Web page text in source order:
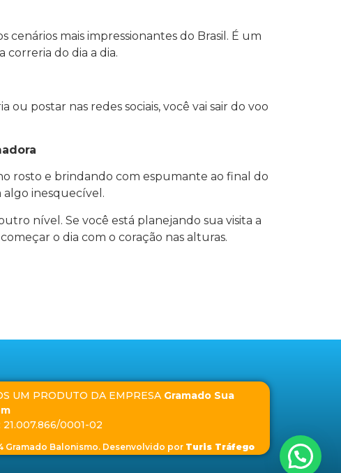
mais impressionantes do Brasil. É um
do dia a dia.
postar nas redes sociais, você vai sair do voo
rosto e brindando com espumante ao final do
algo inesquecível.
nível. Se você está planejando sua visita a
o dia com o coração nas alturas.
UM PRODUTO DA EMPRESA Gramado Sua
21.007.866/0001-02
Gramado Balonismo. Desenvolvido por Turis Tráfego